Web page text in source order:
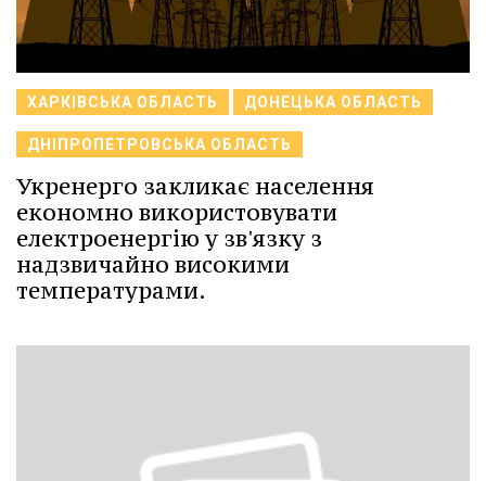
ХАРКІВСЬКА ОБЛАСТЬ ДОНЕЦЬКА ОБЛАСТЬ
ДНІПРОПЕТРОВСЬКА ОБЛАСТЬ
Укренерго закликає населення
економно використовувати
електроенергію у зв'язку з
надзвичайно високими
температурами.